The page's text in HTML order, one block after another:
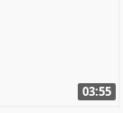
03:55